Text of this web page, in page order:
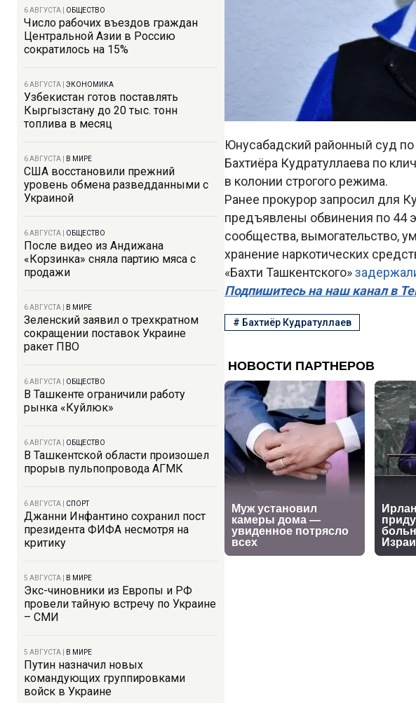
6 АВГУСТА ОБЩЕСТВО
Число рабочих въездов граждан
Центральной Азии в Россию
сократилось на 15%
6 АВГУСТА ЭКОНОМИКА
Узбекистан готов поставлять
Кыргызстану до 20 тыс. тонн
топлива в месяц
6 АВГУСТА В МИРЕ
США восстановили прежний
уровень обмена разведданными с
Украиной
6 АВГУСТА ОБЩЕСТВО
После видео из Андижана
«Корзинка» сняла партию мяса с
продажи
6 АВГУСТА В МИРЕ
Зеленский заявил о трехкратном
сокращении поставок Украине
ракет ПВО
6 АВГУСТА ОБЩЕСТВО
В Ташкенте ограничили работу
рынка «Куйлюк»
6 АВГУСТА ОБЩЕСТВО
В Ташкентской области произошел
прорыв пульпопровода АГМК
6 АВГУСТА СПОРТ
Джанни Инфантино сохранил пост
президента ФИФА несмотря на
критику
5 АВГУСТА В МИРЕ
Экс-чиновники из Европы и РФ
провели тайную встречу по Украине
– СМИ
5 АВГУСТА В МИРЕ
Путин назначил новых
командующих группировками
войск в Украине
Юнусабадский районный суд
Бахтиёра Кудратуллаева по
в колонии строгого режима.
Ранее прокурор запросил для
предъявлены обвинения по 44
сообщества, вымогательство,
хранение наркотических
«Бахти Ташкентского»
Подпишитесь на наш канал в
# Бахтиёр Кудратуллаев